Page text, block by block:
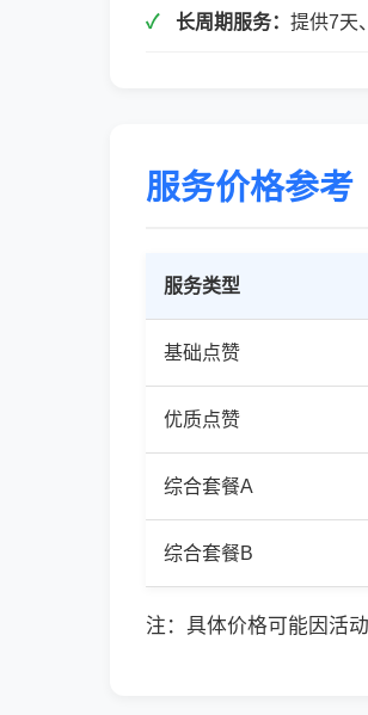
长周期服务： 提供7天
服务价格参考
服务类型
基础点赞
优质点赞
综合套餐A
综合套餐B
注：具体价格可能因活